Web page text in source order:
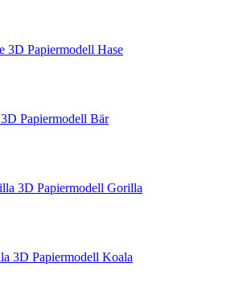
3D Papiermodell Hase
3D Papiermodell Bär
3D Papiermodell Gorilla
3D Papiermodell Koala